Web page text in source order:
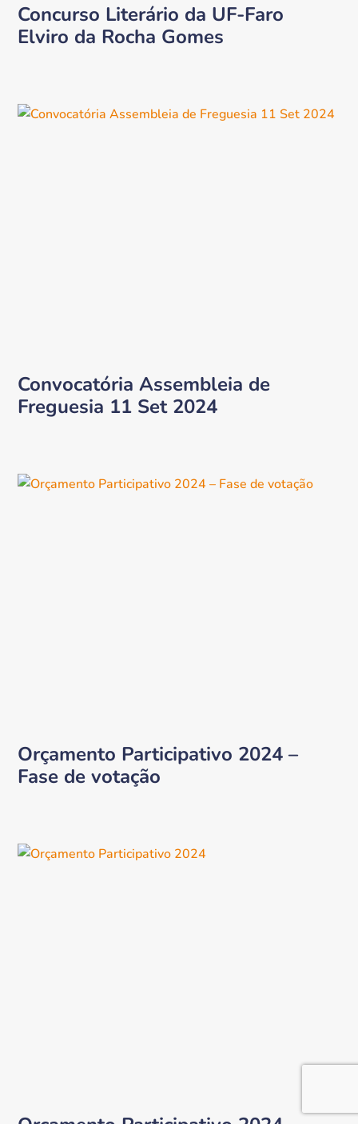
Concurso Literário da UF-Faro
Elviro da Rocha Gomes
Convocatória Assembleia de
Freguesia 11 Set 2024
Orçamento Participativo 2024 –
Fase de votação